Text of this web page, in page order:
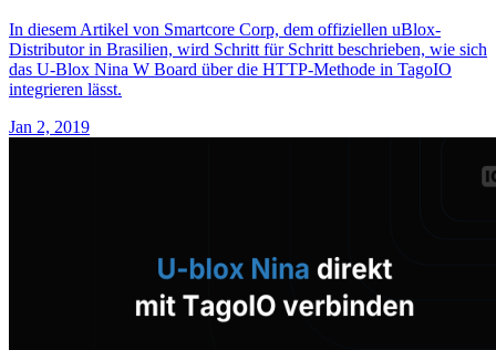
In diesem Artikel von Smartcore Corp, dem offiziellen uBlox-
Distributor in Brasilien, wird Schritt für Schritt beschrieben, wie sich
das U-Blox Nina W Board über die HTTP-Methode in TagoIO
integrieren lässt.
Jan 2, 2019